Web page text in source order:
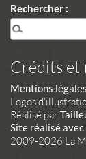
Rechercher :
Crédits et
Mentions légales
Logos
Réalisé par
Site réalisé avec
2009-2026 La